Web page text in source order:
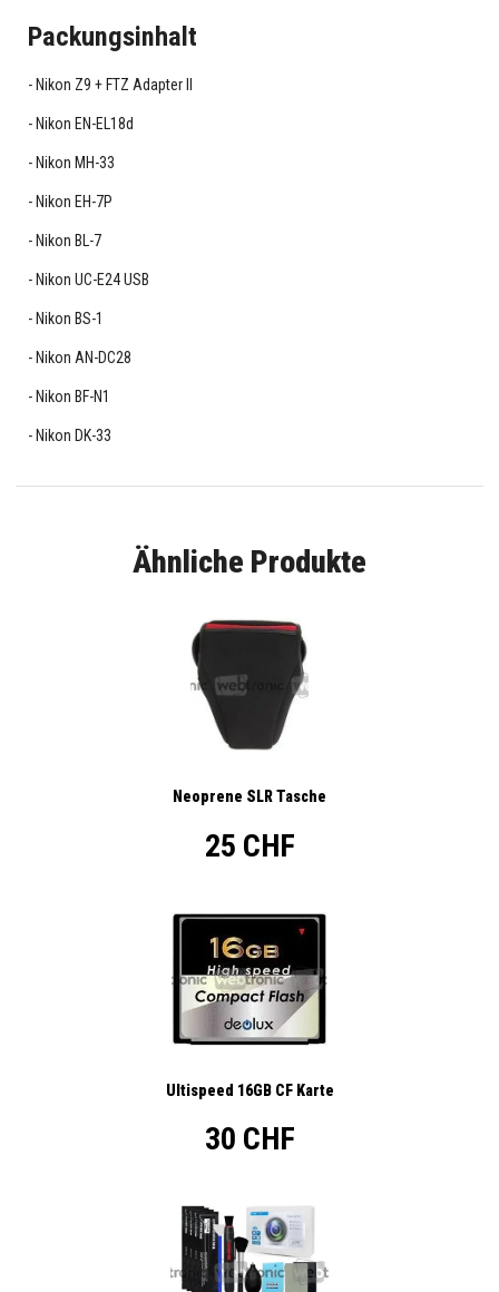
Packungsinhalt
Nikon Z9 + FTZ Adapter II
Nikon EN-EL18d
Nikon MH-33
Nikon EH-7P
Nikon BL-7
Nikon UC-E24 USB
Nikon BS-1
Nikon AN-DC28
Nikon BF-N1
Nikon DK-33
Ähnliche Produkte
Neoprene SLR Tasche
25 CHF
Ultispeed 16GB CF Karte
30 CHF